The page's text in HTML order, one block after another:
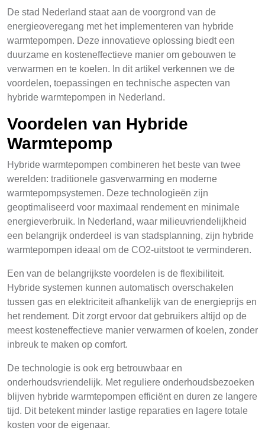
De stad Nederland staat aan de voorgrond van de
energieoveregang met het implementeren van hybride
warmtepompen. Deze innovatieve oplossing biedt een
duurzame en kosteneffectieve manier om gebouwen te
verwarmen en te koelen. In dit artikel verkennen we de
voordelen, toepassingen en technische aspecten van
hybride warmtepompen in Nederland.
Voordelen van Hybride
Warmtepomp
Hybride warmtepompen combineren het beste van twee
werelden: traditionele gasverwarming en moderne
warmtepompsystemen. Deze technologieën zijn
geoptimaliseerd voor maximaal rendement en minimale
energieverbruik. In Nederland, waar milieuvriendelijkheid
een belangrijk onderdeel is van stadsplanning, zijn hybride
warmtepompen ideaal om de CO2-uitstoot te verminderen.
Een van de belangrijkste voordelen is de flexibiliteit.
Hybride systemen kunnen automatisch overschakelen
tussen gas en elektriciteit afhankelijk van de energieprijs en
het rendement. Dit zorgt ervoor dat gebruikers altijd op de
meest kosteneffectieve manier verwarmen of koelen, zonder
inbreuk te maken op comfort.
De technologie is ook erg betrouwbaar en
onderhoudsvriendelijk. Met reguliere onderhoudsbezoeken
blijven hybride warmtepompen efficiënt en duren ze langere
tijd. Dit betekent minder lastige reparaties en lagere totale
kosten voor de eigenaar.